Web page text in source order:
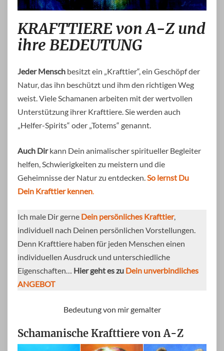
von
A-
Z
ihre
BEDEUTUNG
KRAFTTIERE von A-Z und
ihre BEDEUTUNG
Jeder Mensch besitzt ein „Krafttier“, ein Geschöpf der
Natur, das ihn beschützt und ihm den richtigen Weg
weist. Viele Schamanen arbeiten mit der wertvollen
Unterstützung ihrer Krafttiere. Sie werden auch
„Helfer-Spirits“ oder „Totems“ genannt.
Auch Dirkann Dein animalischer spiritueller Begleiter
helfen, Schwierigkeiten zu meistern und die
Geheimnisse der Natur zu entdecken. So lernst Du
Dein Krafttier kennen
Ich male Dir gerne Dein persönliches Krafttier,
individuell nach Deinen persönlichen Vorstellungen.
Denn Krafttiere haben für jeden Menschen einen
individuellen Ausdruck und unterschiedliche
Eigenschaften… Hier geht es zu Dein unverbindliches
ANGEBOT
Bedeutung von mir gemalter
Schamanische Krafttiere von A-Z